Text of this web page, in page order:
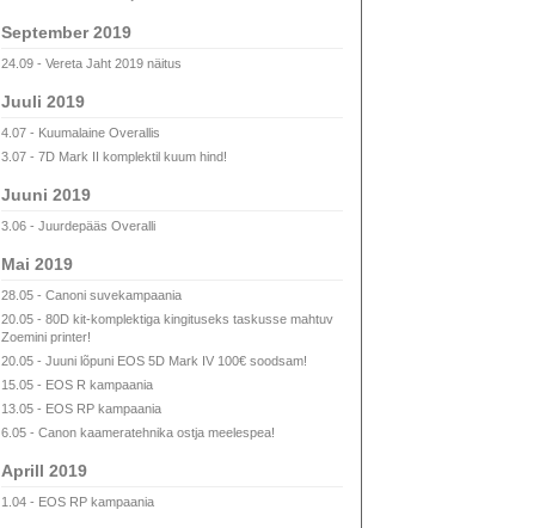
September 2019
24.09 - Vereta Jaht 2019 näitus
Juuli 2019
4.07 - Kuumalaine Overallis
3.07 - 7D Mark II komplektil kuum hind!
Juuni 2019
3.06 - Juurdepääs Overalli
Mai 2019
28.05 - Canoni suvekampaania
20.05 - 80D kit-komplektiga kingituseks taskusse mahtuv
Zoemini printer!
20.05 - Juuni lõpuni EOS 5D Mark IV 100€ soodsam!
15.05 - EOS R kampaania
13.05 - EOS RP kampaania
6.05 - Canon kaameratehnika ostja meelespea!
Aprill 2019
1.04 - EOS RP kampaania